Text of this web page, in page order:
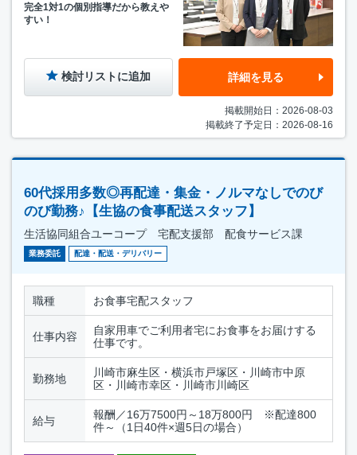
完全1対1の個別指導だから教えや
すい！
検討リストに追加 詳細を見る
掲載開始日：2026-08-03
掲載終了予定日：2026-08-16
60代採用多数◎再配達・集金・ノルマなしでのび
のび勤務♪【生協の食事配送スタッフ】
生活協同組合ユーコープ 宅配支援部 配食サービス課
業務委託 配達・配送・デリバリー
職種 お食事宅配スタッフ
仕事内容
自家用車でご利用者宅にお食事をお届けする
仕事です。
勤務地
川崎市麻生区・横浜市戸塚区・川崎市中原
区・川崎市幸区・川崎市川崎区
給与
報酬／16万7500円～18万800円 ※配達800
件～（1日40件×週5日の場合）